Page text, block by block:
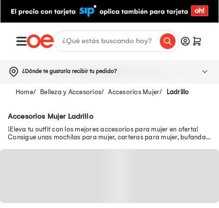
¿Dónde te gustaría recibir tu pedido?
Belleza y Accesorios Accesorios Mujer Ladrillo
Accesorios Mujer Ladrillo
¡Eleva tu outfit con los mejores accesorios para mujer en oferta!
Consigue unas mochilas para mujer, carteras para mujer, bufandas